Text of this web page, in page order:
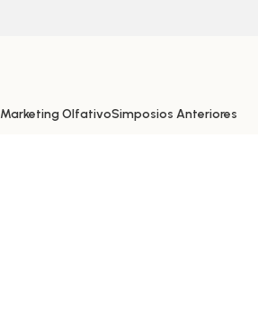
Marketing OlfativoSimposios Anteriores